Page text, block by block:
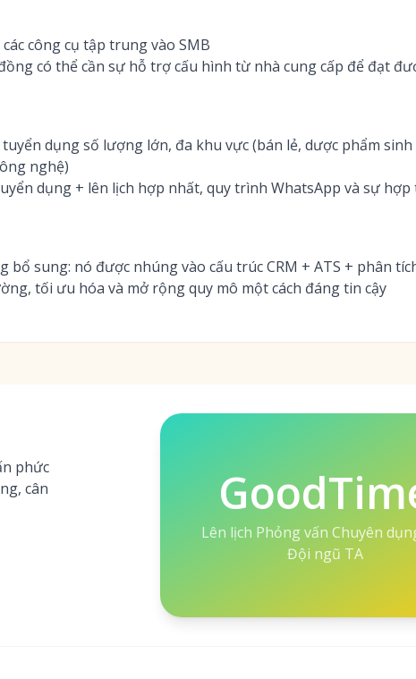
công cụ tập trung vào SMB
có thể cần sự hỗ trợ cấu hình từ nhà cung cấp để đạt
dụng số lượng lớn, đa khu vực (bán lẻ, dược phẩm sinh
nghệ)
dụng + lên lịch hợp nhất, quy trình WhatsApp và sự hợp
sung: nó được nhúng vào cấu trúc CRM + ATS + phân
tối ưu hóa và mở rộng quy mô một cách đáng tin cậy
phức
cân
Lên lịch Phỏng vấn Chuyên
Đội ngũ TA